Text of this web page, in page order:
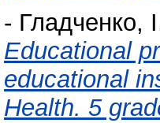
- Гладченко,
Educational
educational
Health. 5